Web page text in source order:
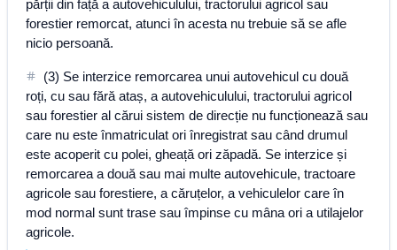
părții din față a autovehiculului, tractorului agricol sau
forestier remorcat, atunci în acesta nu trebuie să se afle
nicio persoană.
(3) Se interzice remorcarea unui autovehicul cu două
roți, cu sau fără ataș, a autovehiculului, tractorului agricol
sau forestier al cărui sistem de direcție nu funcționează sau
care nu este înmatriculat ori înregistrat sau când drumul
este acoperit cu polei, gheață ori zăpadă. Se interzice și
remorcarea a două sau mai multe autovehicule, tractoare
agricole sau forestiere, a căruțelor, a vehiculelor care în
mod normal sunt trase sau împinse cu mâna ori a utilajelor
agricole.